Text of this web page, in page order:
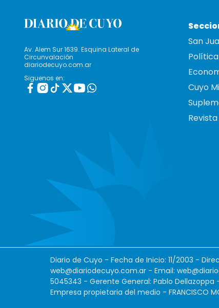
Av. Alem Sur 1639. Esquina Lateral de
Circunvalación
diariodecuyo.com.ar
Siguenos en:
San
Política
Cuyo
Diario de Cuyo - Fecha de Inicio: 11/2003 -
web@diariodecuyo.com.ar - Email:
5045343 - Gerente General: Pablo
Empresa propietaria del medio - FRANCISCO